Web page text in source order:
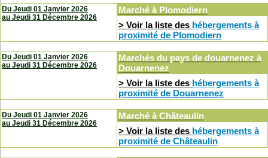
Du Jeudi 01 Janvier 2026
au Jeudi 31 Décembre 2026
Marché à Plomodiern
> Voir la liste des hébergements à
proximité de Plomodiern
Du Jeudi 01 Janvier 2026
au Jeudi 31 Décembre 2026
Marchés du pays de douarnenez à
Douarnenez
> Voir la liste des hébergements à
proximité de Douarnenez
Du Jeudi 01 Janvier 2026
au Jeudi 31 Décembre 2026
Marché à Châteaulin
> Voir la liste des hébergements à
proximité de Châteaulin